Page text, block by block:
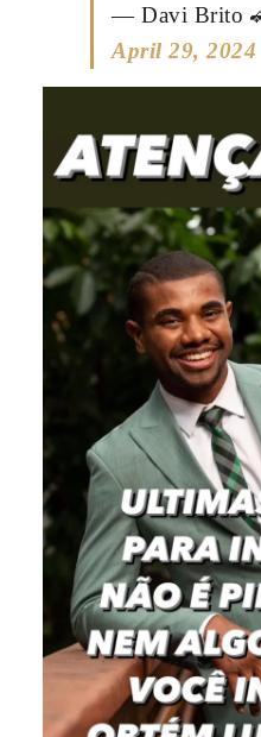
— Davi Brito
April 29, 2024